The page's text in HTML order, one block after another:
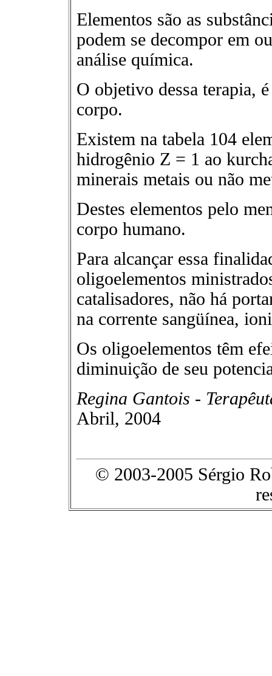
Elementos são as
podem se decompor em
análise química.
O objetivo dessa terapia,
corpo.
Existem na tabela 104
hidrogênio Z = 1 ao
minerais metais ou não
Destes elementos pelo
corpo humano.
Para alcançar essa
oligoelementos
catalisadores, não há
na corrente sangüínea,
Os oligoelementos têm
diminuição de seu
Regina Gantois -
Abril, 2004
© 2003-2005 Sérgio